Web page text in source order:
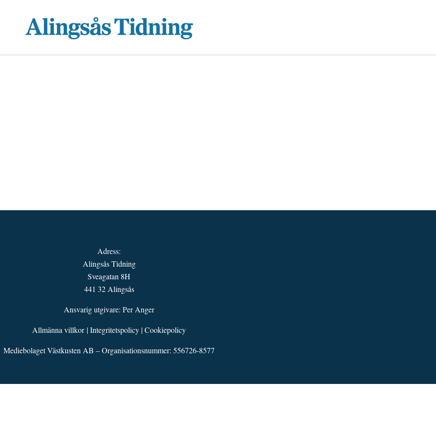
Adress:
Alingsås Tidning
Sveagatan 8H
441 32 Alingsås
Ansvarig utgivare: Per Anger
Allmänna villkor|Integritetspolicy |Cookiepolicy
Mediebolaget Västkusten AB – Organisationsnummer: 556726-8577